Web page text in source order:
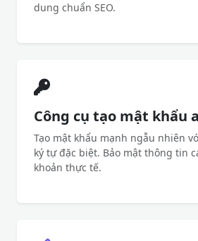
dung chuẩn SEO.
Công cụ tạo mật khẩu
Tạo mật khẩu mạnh ngẫu nhiên
ký tự đặc biệt. Bảo mật thông tin
khoản thực tế.